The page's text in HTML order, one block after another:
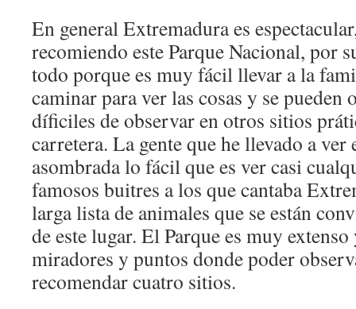
En general Extremadura es
recomiendo este Parque Nacional, por
todo porque es muy fácil llevar a la
caminar para ver las cosas y se pueden
díficiles de observar en otros sitios
carretera. La gente que he llevado a ver
asombrada lo fácil que es ver casi
famosos buitres a los que cantaba
larga lista de animales que se están
de este lugar. El Parque es muy
miradores y puntos donde poder
recomendar cuatro sitios.